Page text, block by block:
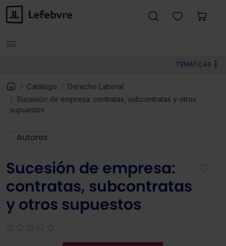
TEMÁTICAS
Catálogo
Derecho Laboral
Sucesión de empresa: contratas, subcontratas y otros
supuestos
Autores
Sucesión de empresa:
contratas, subcontratas
y otros supuestos